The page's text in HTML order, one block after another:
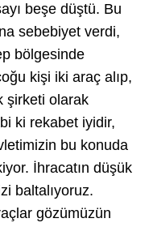
beşe düştü. Bu
sebebiyet verdi,
bölgesinde
kişi iki araç alıp,
şirketi olarak
ki rekabet iyidir,
bu konuda
İhracatın düşük
baltalıyoruz.
gözümüzün